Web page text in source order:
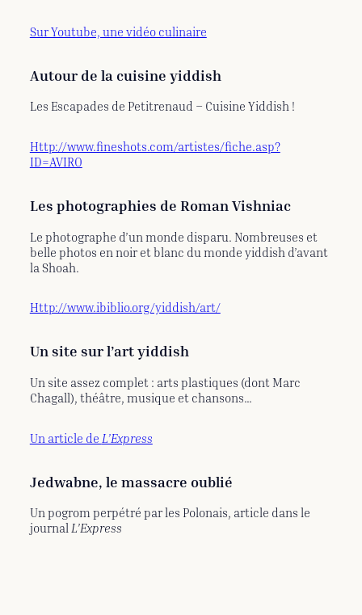
Sur Youtube, une vidéo culinaire
Autour de la cuisine yiddish
Les Escapades de Petitrenaud – Cuisine Yiddish !
Http://www.fineshots.com/artistes/fiche.asp?
ID=AVIRO
Les photographies de Roman Vishniac
Le photographe d’un monde disparu. Nombreuses et
belle photos en noir et blanc du monde yiddish d’avant
la Shoah.
Http://www.ibiblio.org/yiddish/art/
Un site sur l’art yiddish
Un site assez complet : arts plastiques (dont Marc
Chagall), théâtre, musique et chansons…
Un article de L’Express
Jedwabne, le massacre oublié
Un pogrom perpétré par les Polonais, article dans le
journal L’Express